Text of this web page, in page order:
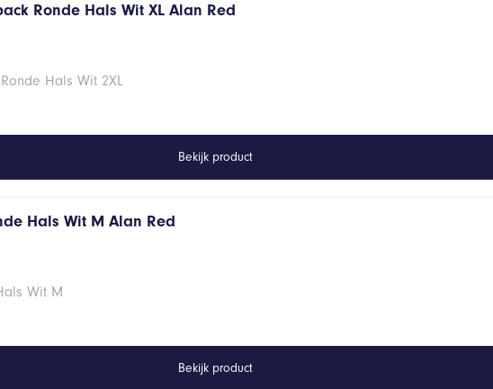
Ronde Hals Wit XL Alan Red
Hals Wit 2XL
Bekijk product
Hals Wit M Alan Red
Wit M
Bekijk product